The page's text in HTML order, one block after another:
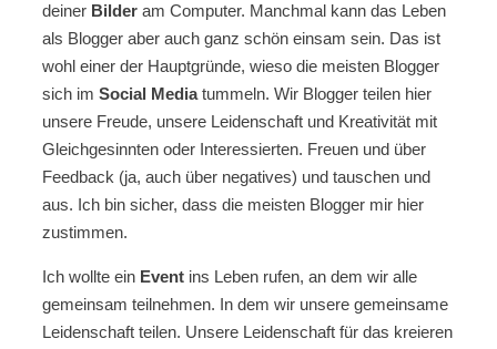
deiner Bilder am Computer. Manchmal kann das Leben
als Blogger aber auch ganz schön einsam sein. Das ist
wohl einer der Hauptgründe, wieso die meisten Blogger
sich im Social Mediatummeln. Wir Blogger teilen hier
unsere Freude, unsere Leidenschaft und Kreativität mit
Gleichgesinnten oder Interessierten. Freuen und über
Feedback (ja, auch über negatives) und tauschen und
aus. Ich bin sicher, dass die meisten Blogger mir hier
zustimmen.
Ich wollte ein Event ins Leben rufen, an dem wir alle
gemeinsam teilnehmen. In dem wir unsere gemeinsame
Leidenschaft teilen. Unsere Leidenschaft für das kreieren